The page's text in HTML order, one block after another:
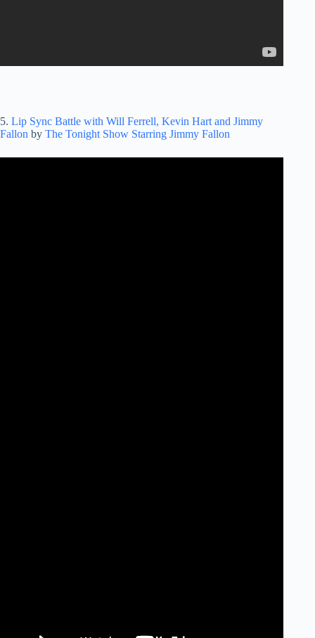
5. Lip Sync Battle with Will Ferrell, Kevin Hart and Jimmy
Fallon by The Tonight Show Starring Jimmy Fallon